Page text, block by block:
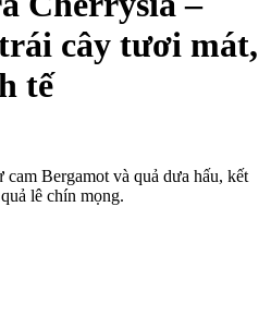
cây tươi mát,
tế
Bergamot và quả dưa hấu, kết
lê chín mọng.